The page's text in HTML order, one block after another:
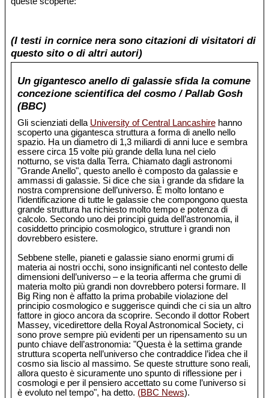
(I testi in cornice nera sono citazioni di visitatori di
questo sito o di altri autori)
Un gigantesco anello di galassie sfida la comune
concezione scientifica del cosmo / Pallab Gosh
(BBC)
Gli scienziati della University of Central Lancashirehanno
scoperto una gigantesca struttura a forma di anello nello
spazio. Ha un diametro di 1,3 miliardi di anni luce e sembra
essere circa 15 volte più grande della luna nel cielo
notturno, se vista dalla Terra. Chiamato dagli astronomi
"Grande Anello", questo anello è composto da galassie e
ammassi di galassie. Si dice che sia ì grande da sfidare la
nostra comprensione dell’universo. È molto lontano e
l’identificazione di tutte le galassie che compongono questa
grande struttura ha richiesto molto tempo e potenza di
calcolo. Secondo uno dei principi guida dell’astronomia, il
cosiddetto principio cosmologico, strutture ì grandi non
dovrebbero esistere.
Sebbene stelle, pianeti e galassie siano enormi grumi di
materia ai nostri occhi, sono insignificanti nel contesto delle
dimensioni dell’universo – e la teoria afferma che grumi di
materia molto più grandi non dovrebbero potersi formare. Il
Big Ring non è affatto la prima probabile violazione del
principio cosmologico e suggerisce quindi che ci sia un altro
fattore in gioco ancora da scoprire. Secondo il dottor Robert
Massey, vicedirettore della Royal Astronomical Society, ci
sono prove sempre più evidenti per un ripensamento su un
punto chiave dell’astronomia: "Questa è la settima grande
struttura scoperta nell’universo che contraddice l’idea che il
cosmo sia liscio al massimo. Se queste strutture sono reali,
allora questo è sicuramente uno spunto di riflessione per i
cosmologi e per il pensiero accettato su come l’universo si
è evoluto nel tempo", ha detto. (BBC News).